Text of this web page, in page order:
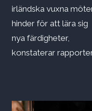
irländska vuxna
hinder för att lära sig
nya färdigheter,
konstaterar